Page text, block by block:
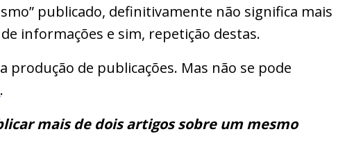
publicado, definitivamente não significa mais
informações e sim, repetição destas.
produção de publicações. Mas não se pode
.
mais de dois artigos sobre um mesmo